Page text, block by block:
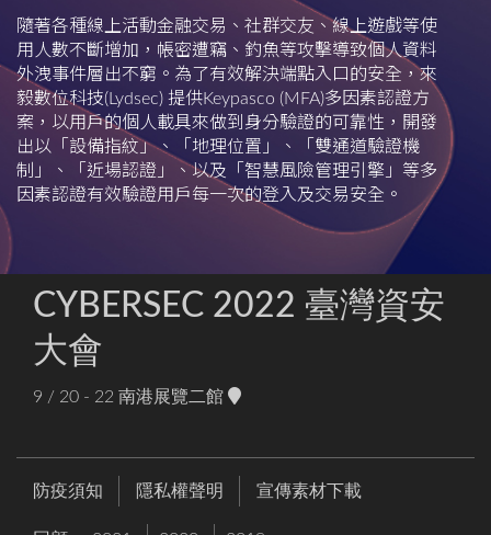
隨著各種線上活動金融交易、社群交友、線上遊戲等使
用人數不斷增加，帳密遭竊、釣魚等攻擊導致個人資料
外洩事件層出不窮。為了有效解決端點入口的安全，來
毅數位科技(Lydsec) 提供Keypasco (MFA)多因素認證方
案，以用戶的個人載具來做到身分驗證的可靠性，開發
出以「設備指紋」、「地理位置」、「雙通道驗證機
制」、「近場認證」、以及「智慧風險管理引擎」等多
因素認證有效驗證用戶每一次的登入及交易安全。
CYBERSEC 2022 臺灣資安
大會
9 / 20 - 22 南港展覽二館
防疫須知 隱私權聲明 宣傳素材下載